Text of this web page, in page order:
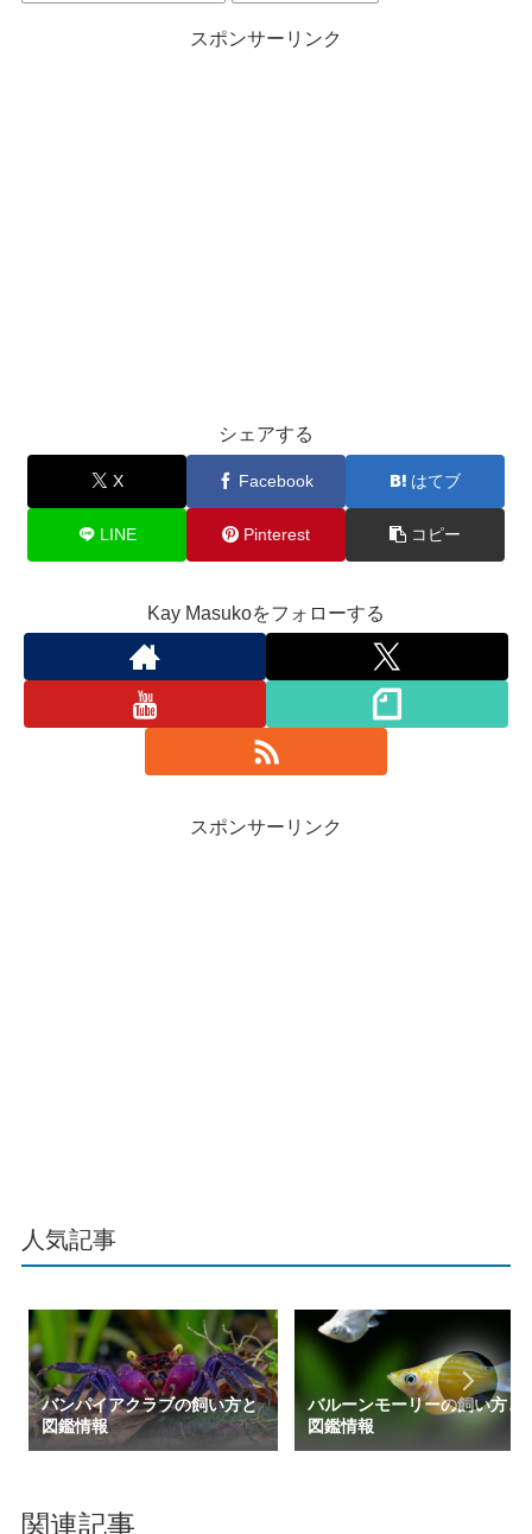
スポンサーリンク
シェアする
X Facebook はてブ
LINE Pinterest コピー
Kay Masukoをフォローする
スポンサーリンク
人気記事
バンパイアクラブの飼い方と
図鑑情報
バルーンモーリーの飼い方と
図鑑情報
関連記事